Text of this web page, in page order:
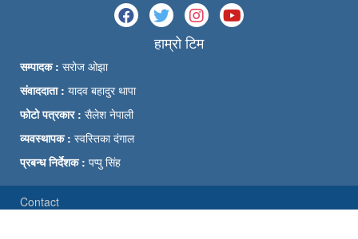
हाम्रो टिम
सम्पादक : सरोज ओझा
संवाददाता : यादव बहादुर थापा
फोटो पत्रकार : सैलेश नेपाली
व्यवस्थापक : स्वस्तिका दंगाल
प्रबन्ध निर्देशक : पप्पु सिंह
Contact